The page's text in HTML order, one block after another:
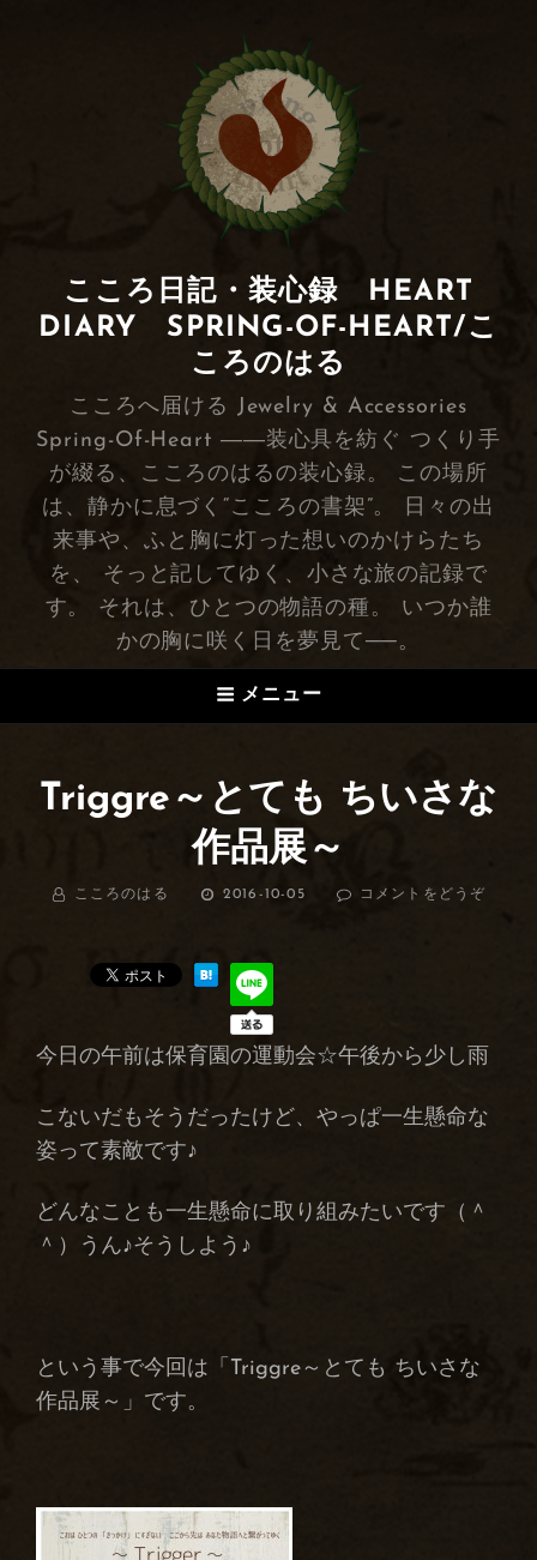
こころ日記・装心録 HEART
DIARY SPRING-OF-HEART/こ
ころのはる
こころへ届ける Jewelry & Accessories
Spring-Of-Heart ――装心具を紡ぐ つくり手
が綴る、こころのはるの装心録。 この場所
は、静かに息づく“こころの書架”。 日々の出
来事や、ふと胸に灯った想いのかけらたち
を、 そっと記してゆく、小さな旅の記録で
す。 それは、ひとつの物語の種。 いつか誰
かの胸に咲く日を夢見て──。
メニュー
Triggre～とても ちいさな
作品展～
BY こころのはる
投
2016-10-05 コメントをどうぞ
さ
今日の午前は保育園の運動会☆午後から少し雨
こないだもそうだったけど、やっぱ一生懸命な
姿って素敵です♪
どんなことも一生懸命に取り組みたいです（＾
＾）うん♪そうしよう♪
という事で今回は「Triggre～とても ちいさな
作品展～」です。